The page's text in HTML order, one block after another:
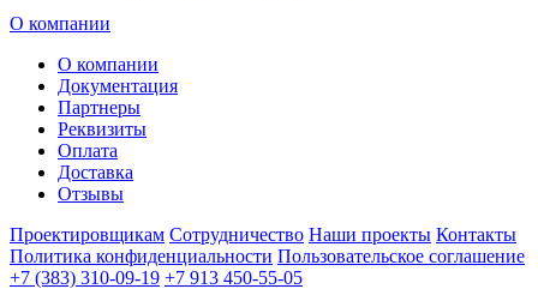
О компании
О компании
Документация
Партнеры
Реквизиты
Оплата
Доставка
Отзывы
Проектировщикам Сотрудничество Наши проекты Контакты
Политика конфиденциальности Пользовательское соглашение
+7 (383) 310-09-19 +7 913 450-55-05